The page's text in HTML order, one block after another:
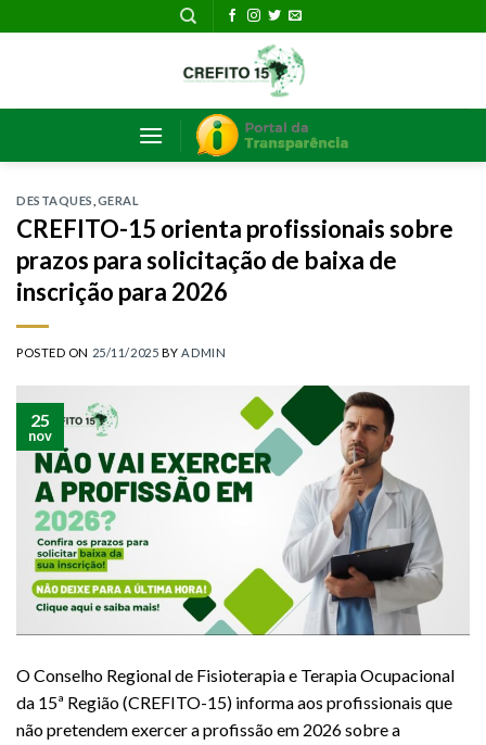
DESTAQUES GERAL
CREFITO-15 orienta profissionais sobre
prazos para solicitação de baixa de
inscrição para 2026
POSTED ON 25/11/2025 BY ADMIN
25
nov
O Conselho Regional de Fisioterapia e Terapia Ocupacional
da 15ª Região (CREFITO-15) informa aos profissionais que
não pretendem exercer a profissão em 2026 sobre a